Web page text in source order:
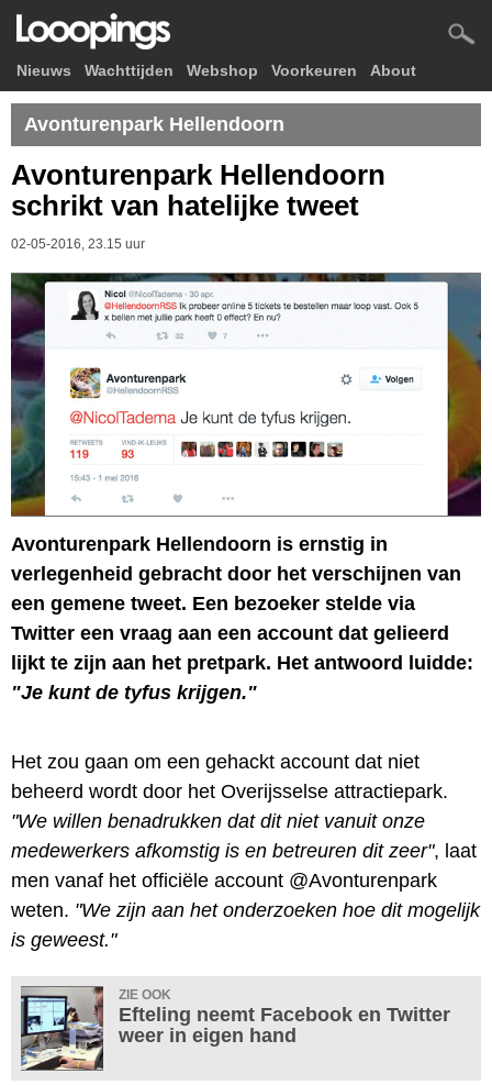
Nieuws Wachttijden Webshop Voorkeuren About
Avonturenpark Hellendoorn
Avonturenpark Hellendoorn
schrikt van hatelijke tweet
02-05-2016, 23.15 uur
Avonturenpark Hellendoorn is ernstig in
verlegenheid gebracht door het verschijnen van
een gemene tweet. Een bezoeker stelde via
Twitter een vraag aan een account dat gelieerd
lijkt te zijn aan het pretpark. Het antwoord luidde:
"Je kunt de tyfus krijgen."
Het zou gaan om een gehackt account dat niet
beheerd wordt door het Overijsselse attractiepark.
"We willen benadrukken dat dit niet vanuit onze
medewerkers afkomstig is en betreuren dit zeer", laat
men vanaf het officiële account @Avonturenpark
weten. "We zijn aan het onderzoeken hoe dit mogelijk
is geweest."
ZIE OOK
Efteling neemt Facebook en Twitter
weer in eigen hand